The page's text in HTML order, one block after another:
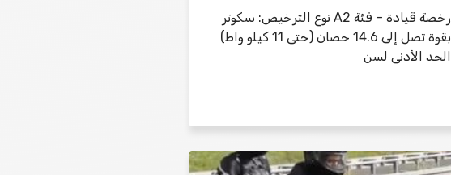
رخصة قيادة – فئة A2 نوع الترخيص: سكوتر
بقوة تصل إلى 14.6 حصان (حتى 11 كيلو واط)
الحد الأدنى لسن